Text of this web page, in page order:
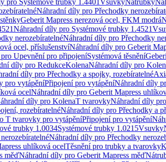
pro Systémové trubky 1.4401VsuvkyNátrubky
Náhradní díly pro Přechodky
Geberit Mapress nerezová ocel, FKM modrá
Náhradní díly pro Systémové trubky 1.4521
nerozebíratelnéNáhradní díly pro Přechodky
ocel, příslušenstvíNáhradní díly pro Geberit
Upevnění pro připojeníSystémová těsnění
díly pro RedukceKolenaNáhradní díly pro
díly pro Přechodky a spojky, rozebíratelné
pro vytápěníPřipojení pro vytápěníNáhradní díly
ocelNáhradní díly pro Geberit Mapress
díly pro KolenaT tvarovkyNáhradní díly
rozebíratelnéNáhradní díly pro Přechodky a
T tvarovky pro vytápěníPřipojení pro vytápění
trubky 1.0034Systémové trubky 1.0215Vsuvky
Náhradní díly pro Přechodky
uhlíková ocelTěsnění pro trubky a tvarovky
měďNáhradní díly pro Geberit Mapress měď